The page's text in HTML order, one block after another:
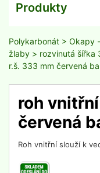
Produkty
Polykarbonát > Okapy
žlaby > rozvinutá šířka
r.š. 333 mm červená
roh
červená
Roh vnitřní slouží k